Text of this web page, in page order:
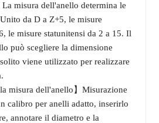
La misura dell'anello determina le
da D a Z+5, le misure
le misure statunitensi da 2 a 15. Il
può scegliere la dimensione
viene utilizzato per realizzare
la misura dell'anello】Misurazione
calibro per anelli adatto, inserirlo
annotare il diametro e la